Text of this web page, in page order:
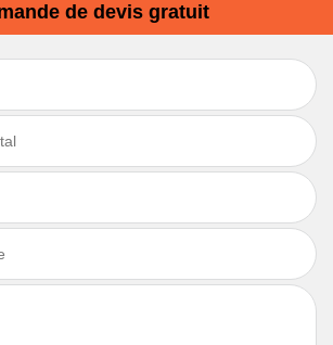
de devis gratuit